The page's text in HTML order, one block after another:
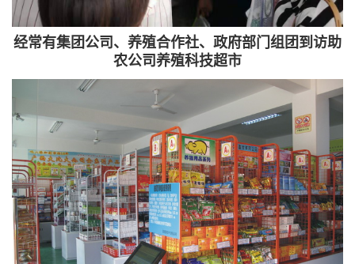
经常有集团公司、养殖合作社、政府部门组团到访助
农公司养殖科技超市